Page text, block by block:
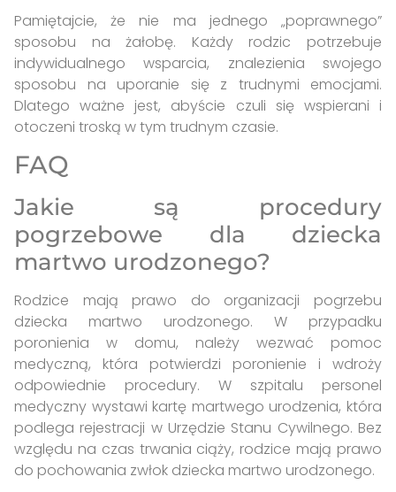
Pamiętajcie, że nie ma jednego „poprawnego”
sposobu na żałobę. Każdy rodzic potrzebuje
indywidualnego wsparcia, znalezienia swojego
sposobu na uporanie się z trudnymi emocjami.
Dlatego ważne jest, abyście czuli się wspierani i
otoczeni troską w tym trudnym czasie.
FAQ
Jakie są procedury
pogrzebowe dla dziecka
martwo urodzonego?
Rodzice mają prawo do organizacji pogrzebu
dziecka martwo urodzonego. W przypadku
poronienia w domu, należy wezwać pomoc
medyczną, która potwierdzi poronienie i wdroży
odpowiednie procedury. W szpitalu personel
medyczny wystawi kartę martwego urodzenia, która
podlega rejestracji w Urzędzie Stanu Cywilnego. Bez
względu na czas trwania ciąży, rodzice mają prawo
do pochowania zwłok dziecka martwo urodzonego.